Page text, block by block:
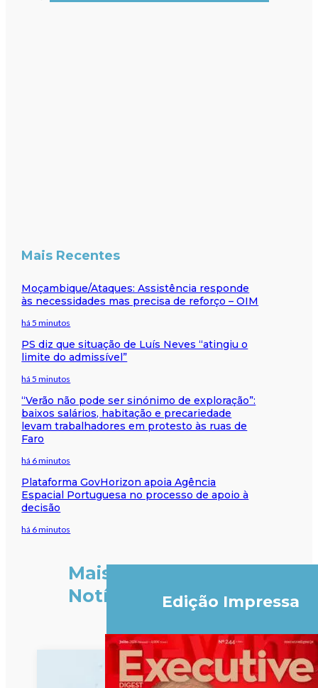
Mais Recentes
Moçambique/Ataques: Assistência responde
às necessidades mas precisa de reforço – OIM
há 5 minutos
PS diz que situação de Luís Neves “atingiu o
limite do admissível”
há 5 minutos
“Verão não pode ser sinónimo de exploração”:
baixos salários, habitação e precariedade
levam trabalhadores em protesto às ruas de
Faro
há 6 minutos
Plataforma GovHorizon apoia Agência
Espacial Portuguesa no processo de apoio à
decisão
há 6 minutos
Mais
Notícias
Edição Impressa